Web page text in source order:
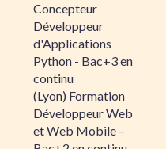
Concepteur
Développeur
d'Applications
Python - Bac+3 en
continu
(Lyon) Formation
Développeur Web
et Web Mobile –